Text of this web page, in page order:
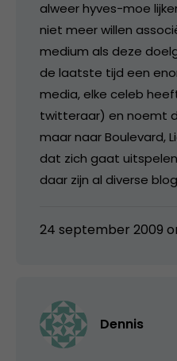
alweer hyves-moe
niet meer willen
medium als deze
de laatste tijd een
media, elke celeb
twitteraar) en noemt
maar naar Boulevard,
dat zich gaat
daar zijn al diverse
24 september 2009
Dennis